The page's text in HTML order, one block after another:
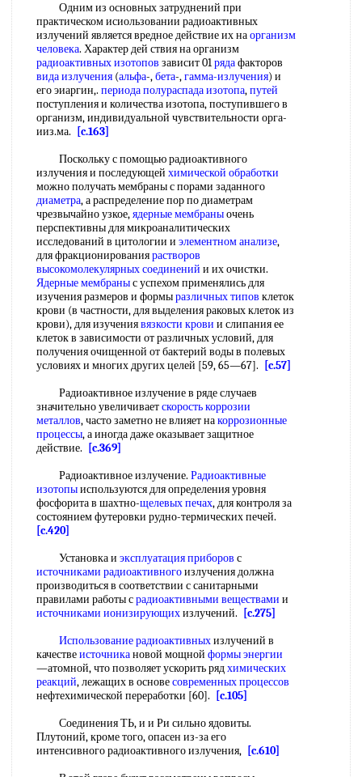
Одним из основных затруднений при
практическом исиользовании радиоактивных
излучений является вредное действие их наорганизм
человека. Характер дей ствия на организм
радиоактивных изотопов зависит 01рядафакторов
вида излучения (альфа-,бета-,гамма-излучения) и
его эиаргин,. периода полураспада изотопа,путей
поступления и количества изотопа, поступившего в
организм, индивидуальной чувствительности орга-
ииз.ма.
[c.163]
Поскольку с помощью радиоактивного
излучения и последующей химической обработки
можно получать мембраны с порами заданного
диаметра, а распределение пор по диаметрам
чрезвычайно узкое,ядерные мембраныочень
перспективны для микроаналитических
исследований в цитологии и элементном анализе,
для фракционированиярастворов
высокомолекулярных соединений и их очистки.
Ядерные мембраныс успехом применялись для
изучения размеров и формыразличных типов клеток
крови (в частности, для выделения раковых клеток из
крови), для изучениявязкости крови и слипания ее
клеток в зависимости от различных условий, для
получения очищенной от бактерий воды в полевых
условиях и многих других целей [59, 65—67].
[c.57]
Радиоактивное излучение в ряде случаев
значительно увеличиваетскорость коррозии
металлов, часто заметно не влияет накоррозионные
процессы, а иногда даже оказывает защитное
действие.
[c.369]
Радиоактивное излучение. Радиоактивные
изотопыиспользуются для определения уровня
фосфорита в шахтно-щелевых печах, для контроля за
состоянием футеровки рудно-термических печей.
[c.420]
Установка и эксплуатация приборов с
источниками радиоактивногоизлучения должна
производиться в соответствии с санитарными
правилами работы срадиоактивными веществами и
источниками ионизирующихизлучений.
[c.275]
Использование радиоактивныхизлучений в
качествеисточникановой мощной формы энергии
—атомной, что позволяет ускорить рядхимических
реакций, лежащих в основесовременных процессов
нефтехимической переработки [60].
[c.105]
Соединения ТЬ, и и Ри сильно ядовиты.
Плутоний, кроме того, опасен из-за его
интенсивного радиоактивного излучения, [c.610]